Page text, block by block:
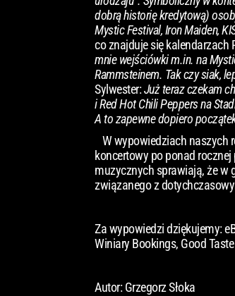
dobrą historię kredytową)
Mystic Festival, Iron Maiden,
co znajduje się kalendarzach
mnie wejściówki m.in. na
Rammsteinem. Tak czy siak,
Sylwester:Już teraz czekam
i Red Hot Chili Peppers na
A to zapewne dopiero
W wypowiedziach naszych
koncertowy po ponad
muzycznych sprawiają, że w
związanego z
Za wypowiedzi dziękujemy:
Winiary Bookings, Good
Autor: Grzegorz Słoka